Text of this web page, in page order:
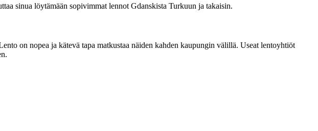
sinua löytämään sopivimmat lennot Gdanskista Turkuun ja takaisin.
on nopea ja kätevä tapa matkustaa näiden kahden kaupungin välillä. Useat lentoyhtiöt